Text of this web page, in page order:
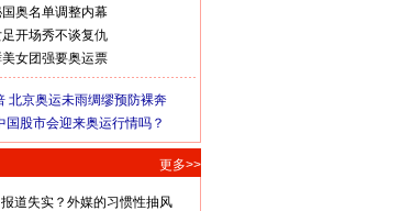
奥名单调整内幕
开场秀不谈复仇
女团强要奥运票
北京奥运未雨绸缪预防裸奔
国股市会迎来奥运行情吗？
更多>>
报道失实？外媒的习惯性抽风